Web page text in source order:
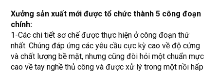
Xưởng sản xuất mới được tổ chức thành 5 công đoạn
chính:
1-Các chi tiết sơ chế được thực hiện ở công đoạn thứ
nhất. Chúng đáp ứng các yêu cầu cực kỳ cao về độ cứng
và chất lượng bề mặt, nhưng cũng đòi hỏi một chuẩn mực
cao về tay nghề thủ công và được xử lý trong một nồi hấp